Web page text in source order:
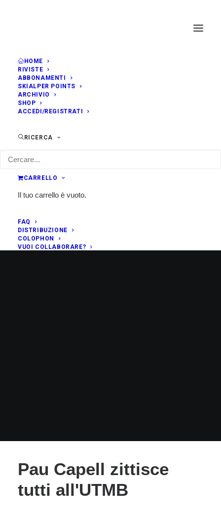
HOME
RIVISTE
ABBONAMENTI
SKIALPER POINTS
ARCHIVIO
SHOP
ACCEDI/REGISTRATI
RICERCA
CARRELLO
Il tuo carrello è vuoto.
FAQ
DISTRIBUZIONE
COLOPHON
VUOI COLLABORARE?
Pau Capell zittisce
tutti all'UTMB